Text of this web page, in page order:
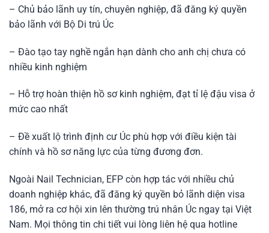
– Chủ bảo lãnh uy tín, chuyên nghiệp, đã đăng ký quyền
bảo lãnh với Bộ Di trú Úc
– Đào tạo tay nghề ngắn hạn dành cho anh chị chưa có
nhiều kinh nghiệm
– Hỗ trợ hoàn thiện hồ sơ kinh nghiệm, đạt tỉ lệ đậu visa ở
mức cao nhất
– Đề xuất lộ trình định cư Úc phù hợp với điều kiện tài
chính và hồ sơ năng lực của từng đương đơn.
Ngoài Nail Technician, EFP còn hợp tác với nhiều chủ
doanh nghiệp khác, đã đăng ký quyền bỏ lãnh diện visa
186, mở ra cơ hội xin lên thường trú nhân Úc ngay tại Việt
Nam. Mọi thông tin chi tiết vui lòng liên hệ qua hotline